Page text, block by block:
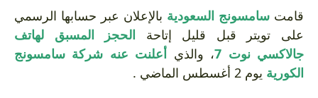
قامت سامسونج السعودية بالإعلان عبر حسابها الرسمي
على تويتر قبل قليل إتاحة الحجز المسبق لهاتف
جالاكسي نوت 7
، والذي أعلنت عنه شركة سامسونج
الكورية يوم 2 أغسطس الماضي .